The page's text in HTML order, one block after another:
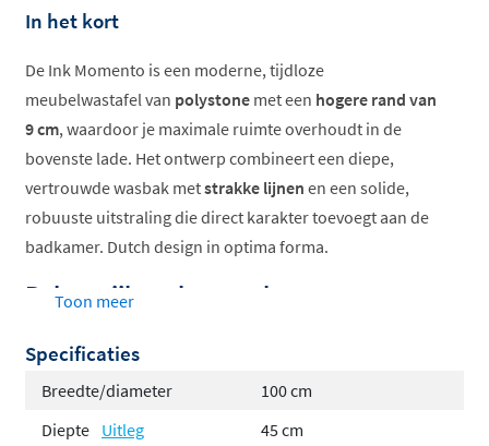
In het kort
De Ink Momento is een moderne, tijdloze
meubelwastafel van polystone met een hogere rand van
9 cm, waardoor je maximale ruimte overhoudt in de
bovenste lade. Het ontwerp combineert een diepe,
vertrouwde wasbak metstrakke lijnen en een solide,
robuuste uitstraling die direct karakter toevoegt aan de
badkamer. Dutch design in optima forma.
Belangrijkste kenmerken
Hoge rand van 9 cm voor extra effectieve
opbergruimte in de bovenste lade
tijdloze belijning
Toon meer
Specificaties
Breedte/diameter
100 cm
Diepte Uitleg
45 cm